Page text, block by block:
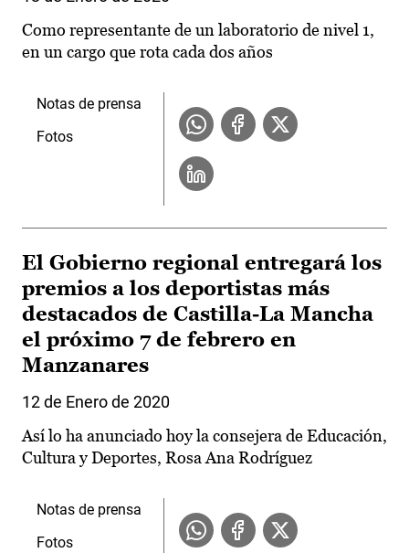
Como representante de un laboratorio de nivel 1,
en un cargo que rota cada dos años
Notas de prensa
Fotos
El Gobierno regional entregará los
premios a los deportistas más
destacados de Castilla-La Mancha
el próximo 7 de febrero en
Manzanares
12 de Enero de 2020
Así lo ha anunciado hoy la consejera de Educación,
Cultura y Deportes, Rosa Ana Rodríguez
Notas de prensa
Fotos